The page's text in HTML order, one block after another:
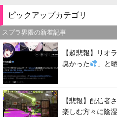
ピックアップカテゴリ
スプラ界隈の新着記事
【超悲報】リオ
臭かった
」と
【悲報】配信者
楽しむ方々に陰